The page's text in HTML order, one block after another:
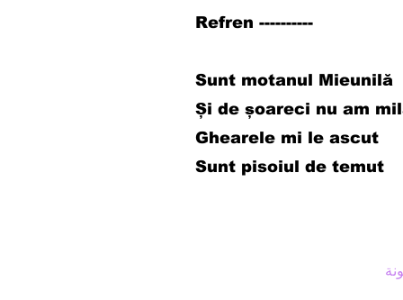
Refren ----------
Sunt motanul Mieunilă
Și de șoareci nu am
Ghearele mi le ascut
Sunt pisoiul de temut